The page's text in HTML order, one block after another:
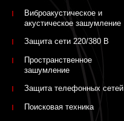
Виброакустическое и
акустическое зашумление
Защита сети 220/380 В
Пространственное
зашумление
Защита телефонных сетей
Поисковая техника